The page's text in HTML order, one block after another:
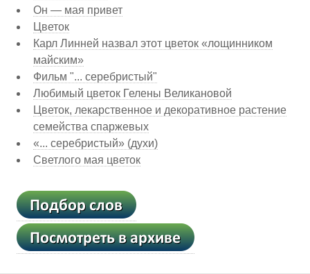
Он — мая привет
Цветок
Карл Линней назвал этот цветок «лощинником
майским»
Фильм "... серебристый"
Любимый цветок Гелены Великановой
Цветок, лекарственное и декоративное растение
семейства спаржевых
«... серебристый» (духи)
Светлого мая цветок